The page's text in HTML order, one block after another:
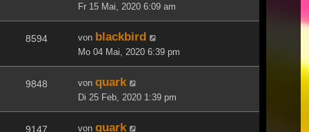
Fr 15 Mai, 2020 6:09 am
8594 von blackbird
Mo 04 Mai, 2020 6:39 pm
9848 von quark
Di 25 Feb, 2020 1:39 pm
9147 von quark